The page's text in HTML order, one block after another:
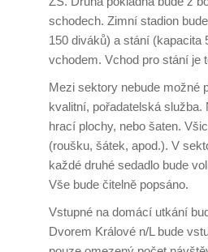
schodech. Zimní stadion
150 diváků) a stání (kapacita
vchodem. Vchod pro stání je
Mezi sektory nebude možné
kvalitní, pořadatelská
hrací plochy, nebo šaten.
(roušku, šátek, apod.). V
každé druhé sedadlo bude
Vše bude čitelně popsáno.
Vstupné na domácí utkání
Dvorem Králové n/L bude